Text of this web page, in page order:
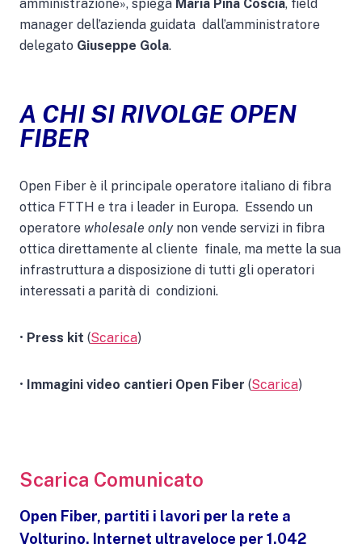
amministrazione», spiega Maria Pina Coscia, field
manager dell’azienda guidata dall’amministratore
delegato Giuseppe Gola.
A CHI SI RIVOLGE OPEN
FIBER
Open Fiber è il principale operatore italiano di fibra
ottica FTTH e tra i leader in Europa. Essendo un
operatore wholesale only non vende servizi in fibra
ottica direttamente al cliente finale, ma mette la sua
infrastruttura a disposizione di tutti gli operatori
interessati a parità di condizioni.
• Press kit (Scarica)
• Immagini video cantieri Open Fiber (Scarica)
Scarica Comunicato
Open Fiber, partiti i lavori per la rete a
Volturino. Internet ultraveloce per 1.042